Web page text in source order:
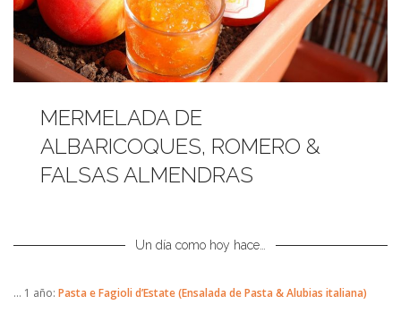
MERMELADA DE
ALBARICOQUES, ROMERO &
FALSAS ALMENDRAS
Un día como hoy hace…
… 1 año: Pasta e Fagioli d’Estate (Ensalada de Pasta & Alubias italiana)